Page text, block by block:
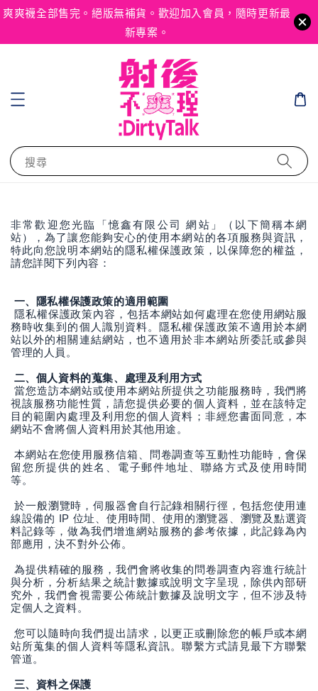
爽爽襪全部售完。絕版無補貨。歡迎加入會員，隨時更新最
新專案。
搜尋
非常歡迎您光臨「憶鑫有限公司
網站」（以下簡稱本網
站），為了讓您能夠安心的使用本網站的各項服務與資訊，
特此向您說明本網站的隱私權保護政策，以保障您的權益，
請您詳閱下列內容：
一、隱私權保護政策的適用範圍
隱私權保護政策內容，包括本網站如何處理在您使用網站服
務時收集到的個人識別資料。隱私權保護政策不適用於本網
站以外的相關連結網站，也不適用於非本網站所委託或參與
管理的人員。
二、個人資料的蒐集、處理及利用方式
當您造訪本網站或使用本網站所提供之功能服務時，我們將
視該服務功能性質，請您提供必要的個人資料，並在該特定
目的範圍內處理及利用您的個人資料；非經您書面同意，本
網站不會將個人資料用於其他用途。
本網站在您使用服務信箱、問卷調查等互動性功能時，會保
留您所提供的姓名、電子郵件地址、聯絡方式及使用時間
等。
於一般瀏覽時，伺服器會自行記錄相關行徑，包括您使用連
線設備的 IP 位址、使用時間、使用的瀏覽器、瀏覽及點選資
料記錄等，做為我們增進網站服務的參考依據，此記錄為內
部應用，決不對外公佈。
為提供精確的服務，我們會將收集的問卷調查內容進行統計
與分析，分析結果之統計數據或說明文字呈現，除供內部研
究外，我們會視需要公佈統計數據及說明文字，但不涉及特
定個人之資料。
您可以隨時向我們提出請求，以更正或刪除您的帳戶或本網
站所蒐集的個人資料等隱私資訊。聯繫方式請見最下方聯繫
管道。
三、資料之保護